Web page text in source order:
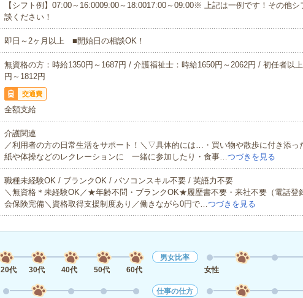
【シフト例】07:00～16:0009:00～18:0017:00～09:00※ 上記は一例です！その他シ
談ください！
即日～2ヶ月以上 ■開始日の相談OK！
無資格の方：時給1350円～1687円 / 介護福祉士：時給1650円～2062円 / 初任者以
円～1812円
交通費
全額支給
介護関連
／利用者の方の日常生活をサポート！＼▽具体的には…・買い物や散歩に付き添っ
紙や体操などのレクレーションに 一緒に参加したり・食事…つづきを見る
職種未経験OK / ブランクOK / パソコンスキル不要 / 英語力不要
＼無資格＊未経験OK／★年齢不問・ブランクOK★履歴書不要・来社不要（電話登
会保険完備＼資格取得支援制度あり／働きながら0円で…つづきを見る
20代
30代 40代 50代 60代
男女比率
女性
仕事の仕方